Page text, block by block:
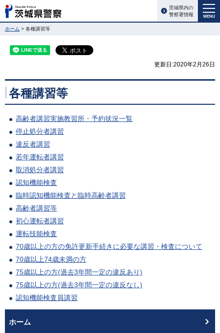
MENU
茨城県内の
警察署情報
ホーム > 各種講習等
更新日:2020年2月26日
各種講習等
高齢者講習実施教習所・予約状況一覧
停止処分者講習
違反者講習
若年運転者講習
取消処分者講習
認知機能検査
臨時認知機能検査と臨時高齢者講習
高齢者講習等
初心運転者講習
運転技能検査
70歳以上の方の免許更新手続きに必要な講習・検査について
70歳以上74歳未満の方
75歳以上の方(過去3年間一定の違反あり)
75歳以上の方(過去3年間一定の違反なし)
認知機能検査員講習
ホーム